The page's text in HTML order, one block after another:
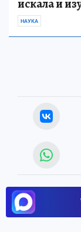
искала и
НАУКА